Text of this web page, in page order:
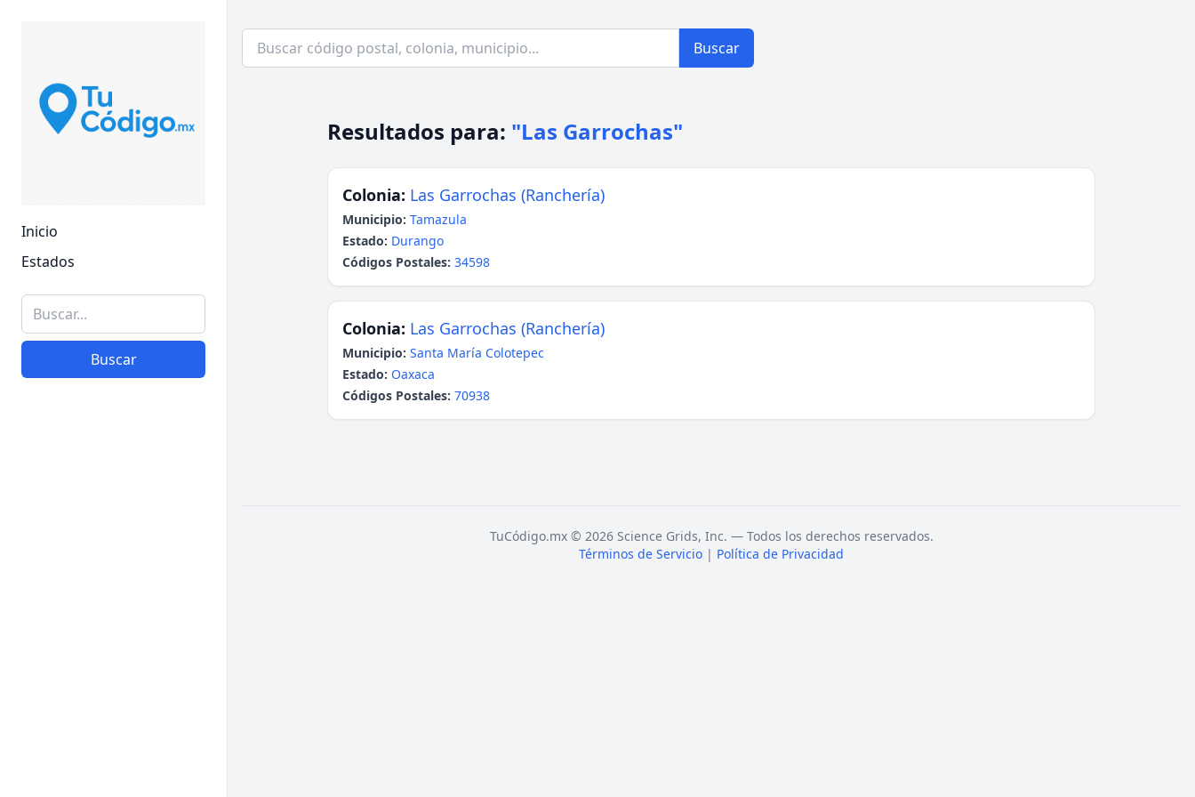
Inicio
Estados
Buscar
Buscar
Resultados para: "Las Garrochas"
Colonia: Las Garrochas (Ranchería)
Municipio: Tamazula
Estado: Durango
Códigos Postales: 34598
Colonia: Las Garrochas (Ranchería)
Municipio: Santa María Colotepec
Estado: Oaxaca
Códigos Postales: 70938
TuCódigo.mx © 2026 Science Grids, Inc. — Todos los derechos reservados.
Términos de Servicio | Política de Privacidad